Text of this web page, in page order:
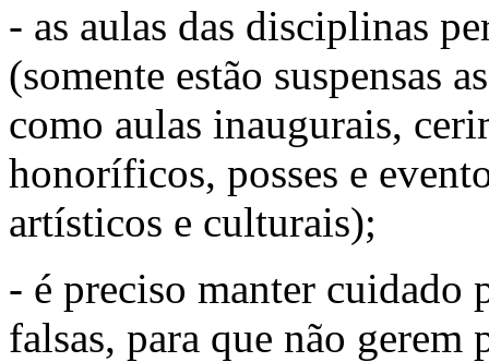
- as aulas das disciplinas
(somente estão suspensas
como aulas inaugurais,
honoríficos, posses e
artísticos e culturais);
- é preciso manter cuidado
falsas, para que não gerem